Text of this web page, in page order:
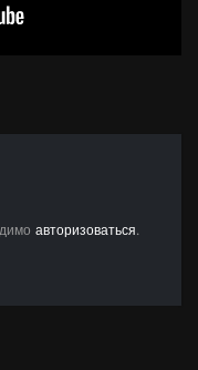
авторизоваться.